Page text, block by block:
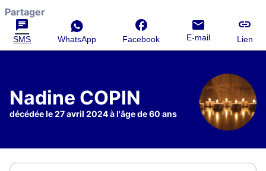
Partager
SMS WhatsApp Facebook E-mail Lien
Nadine COPIN
décédée le 27 avril 2024 à l'âge de 60 ans